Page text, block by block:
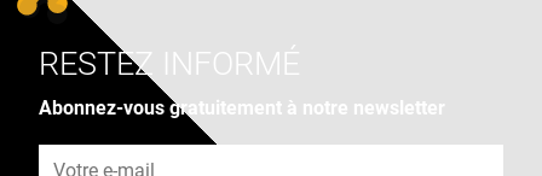
RESTEZ INFORMÉ
Abonnez-vous gratuitement à notre newsletter